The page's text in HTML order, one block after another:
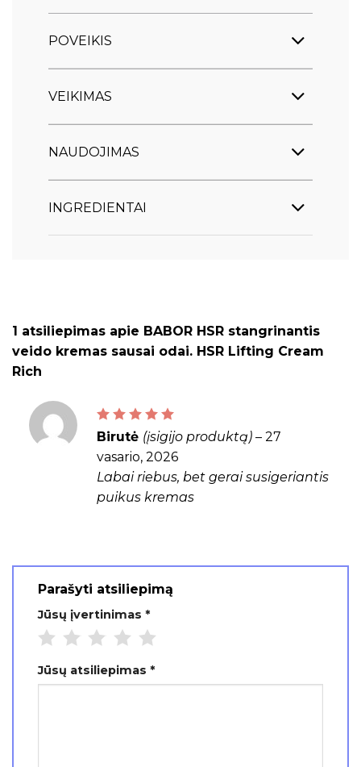
POVEIKIS
VEIKIMAS
NAUDOJIMAS
INGREDIENTAI
1 atsiliepimas apie BABOR HSR stangrinantis
veido kremas sausai odai. HSR Lifting Cream
Rich
Įvertinimas:5iš 5
Birutė (įsigijo produktą) – 27
vasario, 2026
Labai riebus, bet gerai susigeriantis
puikus kremas
Parašyti atsiliepimą
Jūsų įvertinimas *
Jūsų atsiliepimas *